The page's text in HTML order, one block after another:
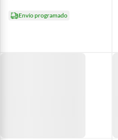
Envío programado